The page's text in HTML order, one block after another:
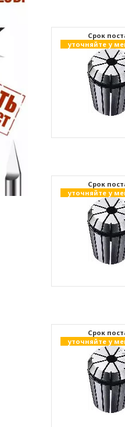
Cрок
уточняйте у
Cрок
уточняйте у
Cрок
уточняйте у